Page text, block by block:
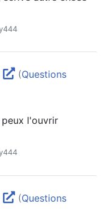
(Questions
l'ouvrir
(Questions